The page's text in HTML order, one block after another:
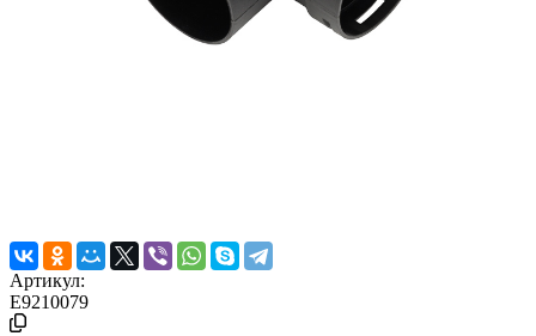
Артикул:
E9210079